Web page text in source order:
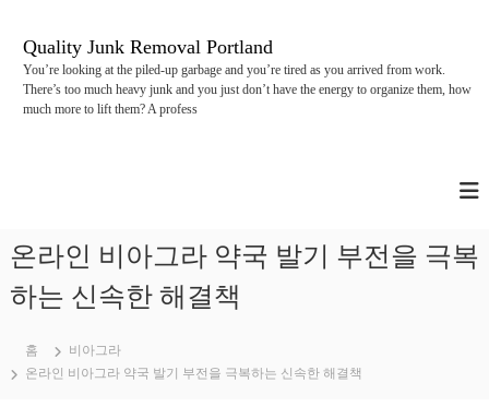
Quality Junk Removal Portland
You’re looking at the piled-up garbage and you’re tired as you arrived from work.
There’s too much heavy junk and you just don’t have the energy to organize them, how
much more to lift them? A profess
온라인 비아그라 약국 발기 부전을 극복
하는 신속한 해결책
홈
비아그라
온라인 비아그라 약국 발기 부전을 극복하는 신속한 해결책